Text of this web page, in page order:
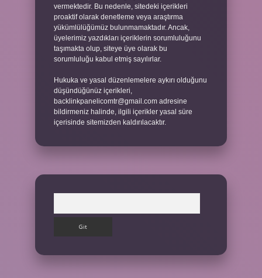
vermektedir. Bu nedenle, sitedeki içerikleri
proaktif olarak denetleme veya araştırma
yükümlülüğümüz bulunmamaktadır. Ancak,
üyelerimiz yazdıkları içeriklerin sorumluluğunu
taşımakta olup, siteye üye olarak bu
sorumluluğu kabul etmiş sayılırlar.
Hukuka ve yasal düzenlemelere aykırı olduğunu
düşündüğünüz içerikleri,
backlinkpanelicomtr@gmail.com adresine
bildirmeniz halinde, ilgili içerikler yasal süre
içerisinde sitemizden kaldırılacaktır.